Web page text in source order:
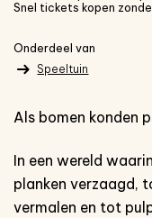
Als bomen konden
In een wereld
planken verzaagd,
vermalen en tot
Snel tickets kopen
Onderdeel van
Speeltuin